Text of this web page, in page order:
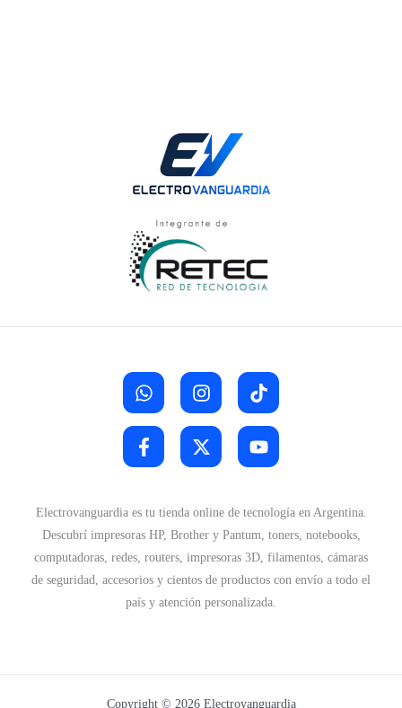
Electrovanguardia es tu tienda online de tecnología en Argentina.
Descubrí impresoras HP, Brother y Pantum, toners, notebooks,
computadoras, redes, routers, impresoras 3D, filamentos, cámaras
de seguridad, accesorios y cientos de productos con envío a todo el
país y atención personalizada.
Copyright © 2026 Electrovanguardia